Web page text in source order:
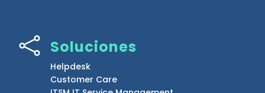
 Soluciones
Helpdesk
Customer Care